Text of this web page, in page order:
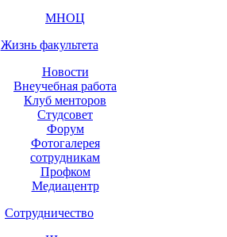
МНОЦ
Жизнь факультета
Новости
Внеучебная работа
Клуб менторов
Студсовет
Форум
Фотогалерея
сотрудникам
Профком
Медиацентр
Сотрудничество